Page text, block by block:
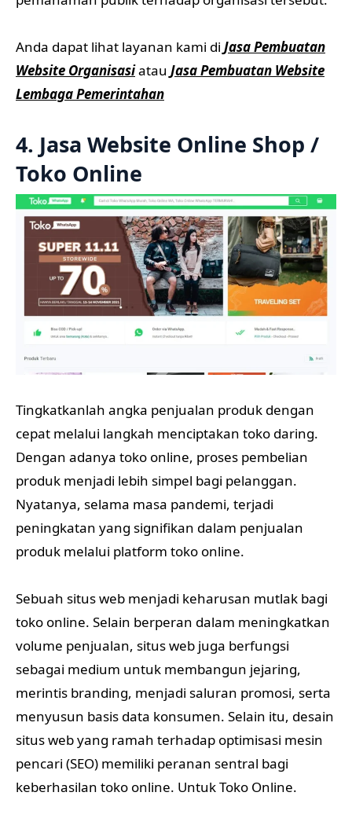
Anda dapat lihat layanan kami di Jasa Pembuatan
Website Organisasiatau Jasa Pembuatan Website
Lembaga Pemerintahan
4. Jasa Website Online Shop /
Toko Online
Tingkatkanlah angka penjualan produk dengan
cepat melalui langkah menciptakan toko daring.
Dengan adanya toko online, proses pembelian
produk menjadi lebih simpel bagi pelanggan.
Nyatanya, selama masa pandemi, terjadi
peningkatan yang signifikan dalam penjualan
produk melalui platform toko online.
Sebuah situs web menjadi keharusan mutlak bagi
toko online. Selain berperan dalam meningkatkan
volume penjualan, situs web juga berfungsi
sebagai medium untuk membangun jejaring,
merintis branding, menjadi saluran promosi, serta
menyusun basis data konsumen. Selain itu, desain
situs web yang ramah terhadap optimisasi mesin
pencari (SEO) memiliki peranan sentral bagi
keberhasilan toko online. Untuk Toko Online.